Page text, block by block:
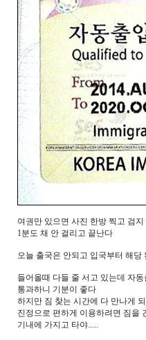
여권만 있으면 사진 한방 찍고 검
1분도 채 안 걸리고 끝난다
오늘 출국은 안되고 입국부터 해당
들어올때 다들 줄 서고 있는데 자
통과하니 기분이 좋다
하지만 짐 찾는 시간에 다 만나게 되
진정으로 편하게 이용하려면 짐을
기내에 가지고 타야.....